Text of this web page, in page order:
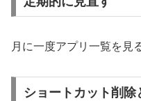
月に一度アプリ一覧を見
ショートカット削